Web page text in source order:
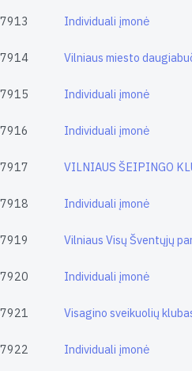
Individuali įmonė
Vilniaus miesto
Individuali įmonė
Individuali įmonė
VILNIAUS ŠEIPINGO
Individuali įmonė
Vilniaus Visų Šventųjų
Individuali įmonė
Visagino sveikuolių
Individuali įmonė